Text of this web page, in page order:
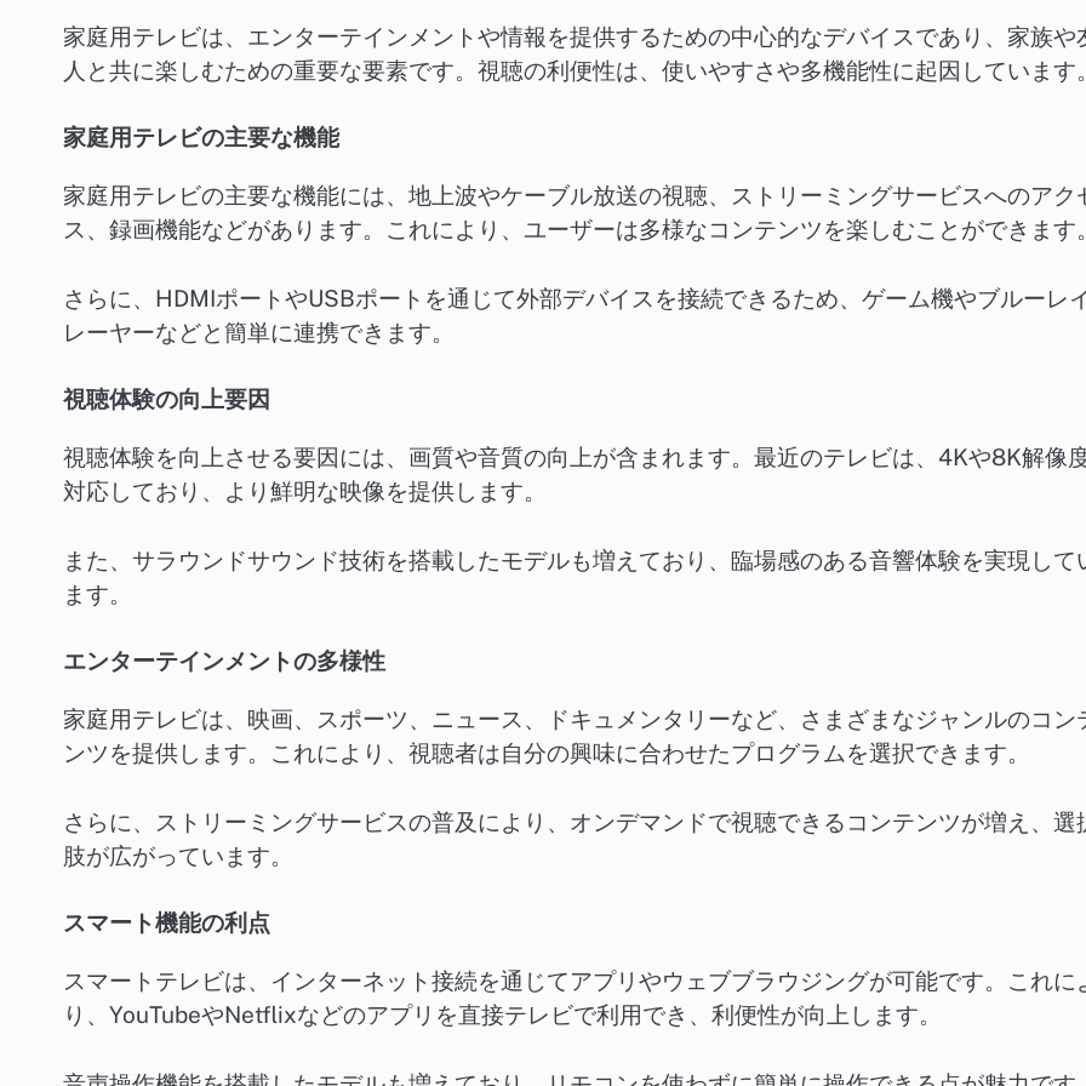
家庭用テレビは、エンターテインメントや情報を提供するための中心的なデバイスであり、家族や
人と共に楽しむための重要な要素です。視聴の利便性は、使いやすさや多機能性に起因しています。
家庭用テレビの主要な機能
家庭用テレビの主要な機能には、地上波やケーブル放送の視聴、ストリーミングサービスへのアク
ス、録画機能などがあります。これにより、ユーザーは多様なコンテンツを楽しむことができます。
さらに、HDMIポートやUSBポートを通じて外部デバイスを接続できるため、ゲーム機やブルーレ
レーヤーなどと簡単に連携できます。
視聴体験の向上要因
視聴体験を向上させる要因には、画質や音質の向上が含まれます。最近のテレビは、4Kや8K解像
対応しており、より鮮明な映像を提供します。
また、サラウンドサウンド技術を搭載したモデルも増えており、臨場感のある音響体験を実現して
ます。
エンターテインメントの多様性
家庭用テレビは、映画、スポーツ、ニュース、ドキュメンタリーなど、さまざまなジャンルのコン
ンツを提供します。これにより、視聴者は自分の興味に合わせたプログラムを選択できます。
さらに、ストリーミングサービスの普及により、オンデマンドで視聴できるコンテンツが増え、選
肢が広がっています。
スマート機能の利点
スマートテレビは、インターネット接続を通じてアプリやウェブブラウジングが可能です。これに
り、YouTubeやNetflixなどのアプリを直接テレビで利用でき、利便性が向上します。